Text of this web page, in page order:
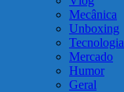
Mecânica
Unboxing
Tecnologia
Mercado
Humor
Geral